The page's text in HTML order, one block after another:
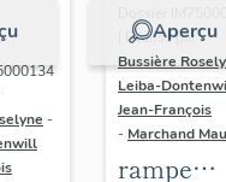
-
Aperçu
| Réalisé par
Bussière
Leiba-
Jean-François
- Marchand
rampe